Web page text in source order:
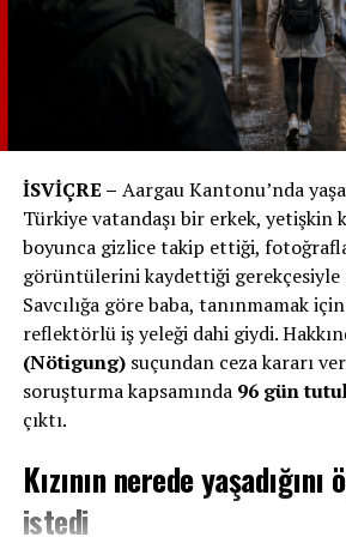
Boys karşılaşmasını canlı
Swisscom TV’nin Pay-TV blue
yayını yapılacak.
#Galatasaray #YoungBoys
RELATED TOPICS:
EPFL’den Beyinde Harf Okuyan
DON'T MISS
Thurgau Kantonu Trafikte Hız
Sürücülere Karşı Drone Kullanıyor
İSVİÇRE – Aargau Kantonu’nda
Türkiye vatandaşı bir erkek, yetişkin
boyunca gizlice takip ettiği,
görüntülerini kaydettiği gerekçesiyle
Savcılığa göre baba, tanınmamak
reflektörlü iş yeleği dahi giydi.
(Nötigung)suçundan ceza kararı
soruşturma kapsamında 96 gün
çıktı.
Kızının nerede
istedi